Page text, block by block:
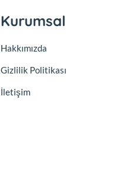
Kurumsal
Hakkımızda
Gizlilik Politikası
İletişim